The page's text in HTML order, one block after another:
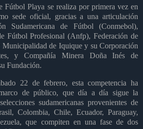
Playa se realiza por primera vez en
sede oficial, gracias a una articulación
Sudamericana de Fútbol (Conmebol),
Fútbol Profesional (Anfp), Federación de
de Iquique y su Corporación
y Compañía Minera Doña Inés de
Fundación.
22 de febrero, esta competencia ha
de público, que día a día sigue la
sudamericanas provenientes de
Colombia, Chile, Ecuador, Paraguay,
que compiten en una fase de dos